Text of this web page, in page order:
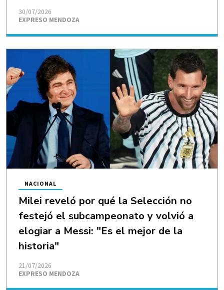
EXPRESO MENDOZA
30/07/2026
Milei reveló por qué la Selección no
festejó el subcampeonato y volvió a
elogiar a Messi: "Es el mejor de la
historia"
EXPRESO MENDOZA
NACIONAL
21/07/2026